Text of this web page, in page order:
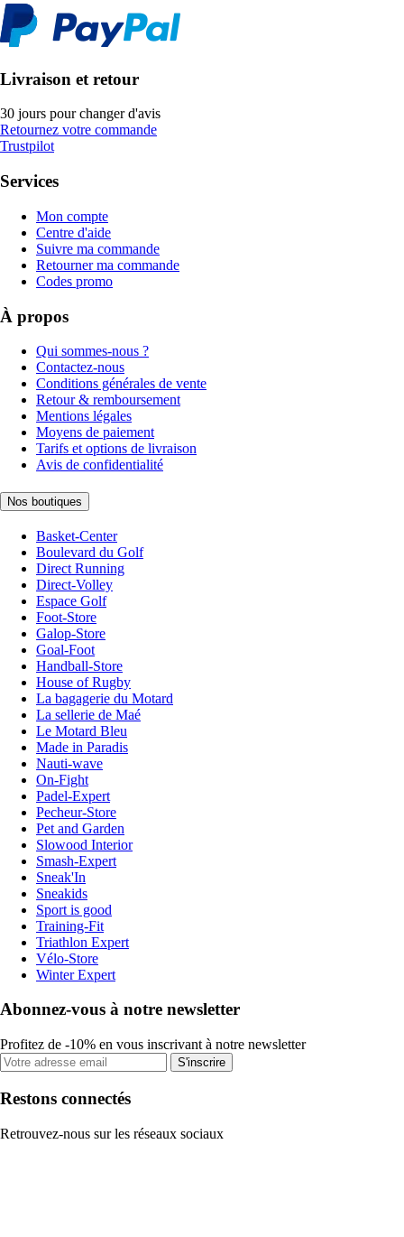
Livraison et retour
30 jours pour changer d'avis
Retournez votre commande
Trustpilot
Services
Mon compte
Centre d'aide
Suivre ma commande
Retourner ma commande
Codes promo
À propos
Qui sommes-nous ?
Contactez-nous
Conditions générales de vente
Retour & remboursement
Mentions légales
Moyens de paiement
Tarifs et options de livraison
Avis de confidentialité
Nos boutiques
Basket-Center
Boulevard du Golf
Direct Running
Direct-Volley
Espace Golf
Foot-Store
Galop-Store
Goal-Foot
Handball-Store
House of Rugby
La bagagerie du Motard
La sellerie de Maé
Le Motard Bleu
Made in Paradis
Nauti-wave
On-Fight
Padel-Expert
Pecheur-Store
Pet and Garden
Slowood Interior
Smash-Expert
Sneak'In
Sneakids
Sport is good
Training-Fit
Triathlon Expert
Vélo-Store
Winter Expert
Abonnez-vous à notre newsletter
Profitez de -10% en vous inscrivant à notre newsletter
S'inscrire
Restons connectés
Retrouvez-nous sur les réseaux sociaux